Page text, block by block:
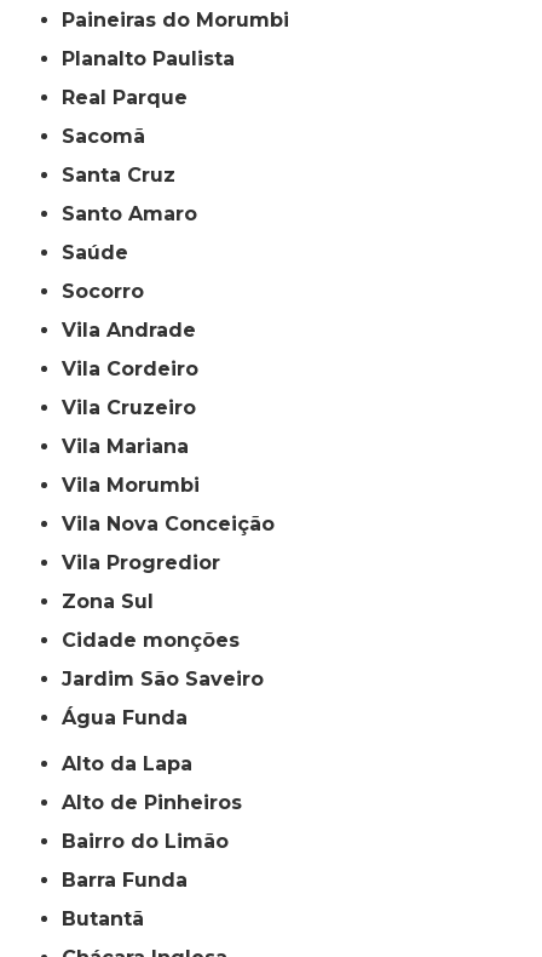
Paineiras do Morumbi
Planalto Paulista
Real Parque
Sacomã
Santa Cruz
Santo Amaro
Saúde
Socorro
Vila Andrade
Vila Cordeiro
Vila Cruzeiro
Vila Mariana
Vila Morumbi
Vila Nova Conceição
Vila Progredior
Zona Sul
cidade monções
jardim São Saveiro
Água Funda
Alto da Lapa
Alto de Pinheiros
Bairro do Limão
Barra Funda
Butantã